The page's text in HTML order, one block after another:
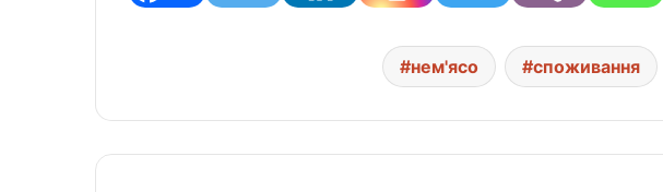
нем'ясо споживання